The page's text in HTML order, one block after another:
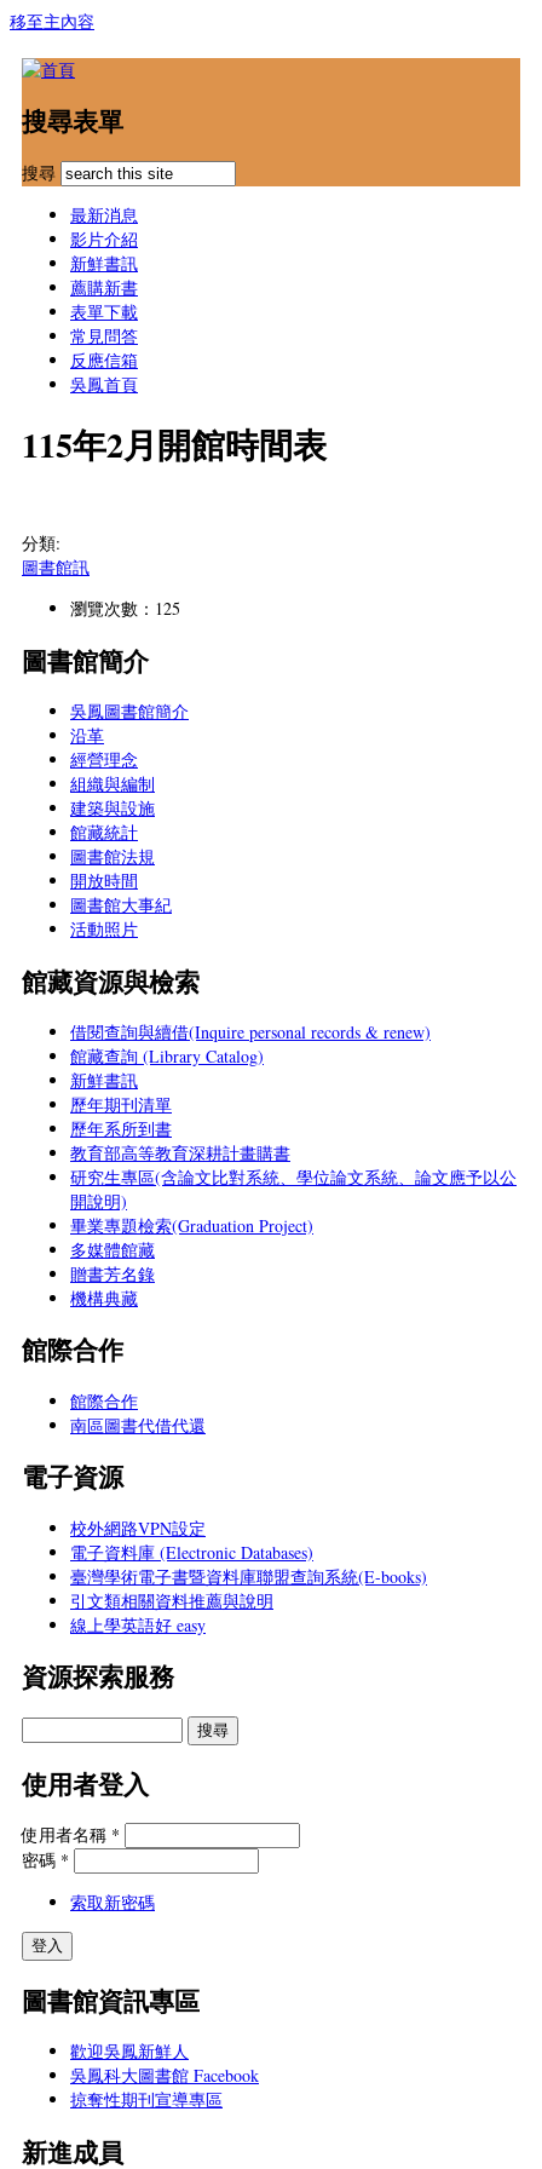
移至主內容
搜尋表單
搜尋
最新消息
影片介紹
新鮮書訊
薦購新書
表單下載
常見問答
反應信箱
吳鳳首頁
115年2月開館時間表
分類:
圖書館訊
瀏覽次數：125
圖書館簡介
吳鳳圖書館簡介
沿革
經營理念
組織與編制
建築與設施
館藏統計
圖書館法規
開放時間
圖書館大事紀
活動照片
館藏資源與檢索
借閱查詢與續借(Inquire personal records & renew)
館藏查詢 (Library Catalog)
新鮮書訊
歷年期刊清單
歷年系所到書
教育部高等教育深耕計畫購書
研究生專區(含論文比對系統、學位論文系統、論文應予以公
開說明)
畢業專題檢索(Graduation Project)
多媒體館藏
贈書芳名錄
機構典藏
館際合作
館際合作
南區圖書代借代還
電子資源
校外網路VPN設定
電子資料庫 (Electronic Databases)
臺灣學術電子書暨資料庫聯盟查詢系統(E-books)
引文類相關資料推薦與說明
線上學英語好 easy
資源探索服務
使用者登入
使用者名稱 *
密碼 *
索取新密碼
圖書館資訊專區
歡迎吳鳳新鮮人
吳鳳科大圖書館 Facebook
掠奪性期刊宣導專區
新進成員